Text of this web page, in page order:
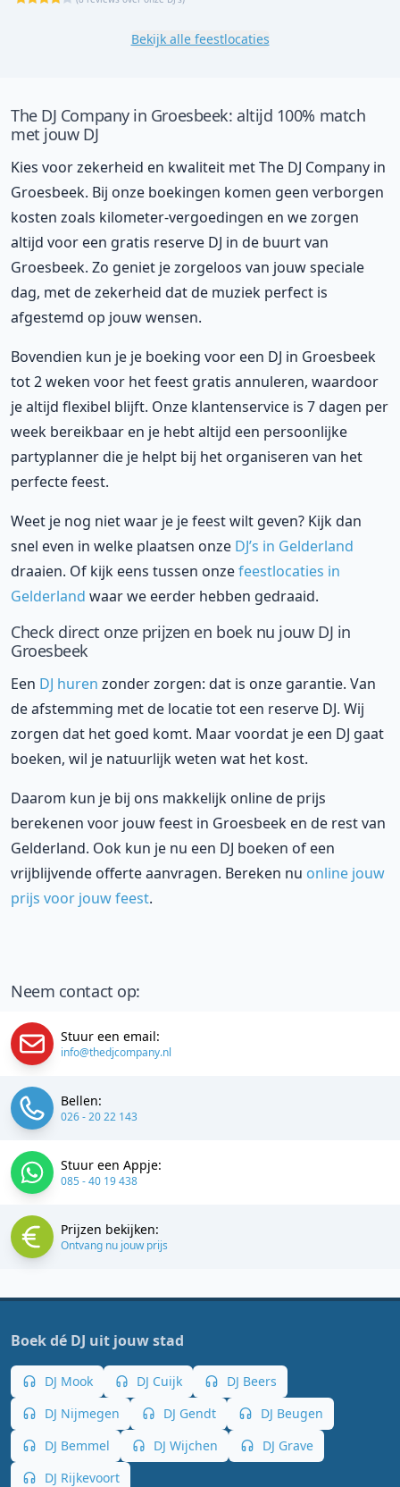
Bekijk alle feestlocaties
The DJ Company in Groesbeek: altijd 100% match
met jouw DJ
Kies voor zekerheid en kwaliteit met The DJ Company in
Groesbeek. Bij onze boekingen komen geen verborgen
kosten zoals kilometer-vergoedingen en we zorgen
altijd voor een gratis reserve DJ in de buurt van
Groesbeek. Zo geniet je zorgeloos van jouw speciale
dag, met de zekerheid dat de muziek perfect is
afgestemd op jouw wensen.
Bovendien kun je je boeking voor een DJ in Groesbeek
tot 2 weken voor het feest gratis annuleren, waardoor
je altijd flexibel blijft. Onze klantenservice is 7 dagen per
week bereikbaar en je hebt altijd een persoonlijke
partyplanner die je helpt bij het organiseren van het
perfecte feest.
Weet je nog niet waar je je feest wilt geven? Kijk dan
snel even in welke plaatsen onze DJ’s in Gelderland
draaien. Of kijk eens tussen onzefeestlocaties in
Gelderland waar we eerder hebben gedraaid.
Check direct onze prijzen en boek nu jouw DJ in
Groesbeek
Een DJ huren zonder zorgen: dat is onze garantie. Van
de afstemming met de locatie tot een reserve DJ. Wij
zorgen dat het goed komt. Maar voordat je een DJ gaat
boeken, wil je natuurlijk weten wat het kost.
Daarom kun je bij ons makkelijk online de prijs
berekenen voor jouw feest in Groesbeek en de rest van
Gelderland. Ook kun je nu een DJ boeken of een
vrijblijvende offerte aanvragen. Bereken nu online jouw
prijs voor jouw feest.
Neem contact op:
Stuur een email:
info@thedjcompany.nl
Bellen:
026 - 20 22 143
Stuur een Appje:
085 - 40 19 438
Prijzen bekijken:
Ontvang nu jouw prijs
Boek dé DJ uit jouw stad
DJ Mook DJ Cuijk
DJ Beers
DJ Nijmegen
DJ Gendt
DJ Beugen
DJ Bemmel
DJ Wijchen
DJ Grave
DJ Rijkevoort